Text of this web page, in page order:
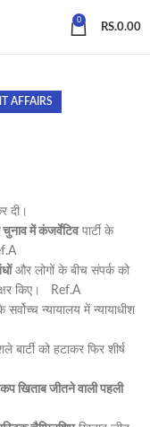
0
RS.0.00
AFFAIRS
दी।
चुनाव में कंजर्वेटिवपार्टी के
और लोगों के बीच संपर्क को
किए। Ref.A
न्यायालय में न्यायाधीश
बार्टी को हटाकर फिर शीर्ष
कप खिताब जीतने वाली पहली